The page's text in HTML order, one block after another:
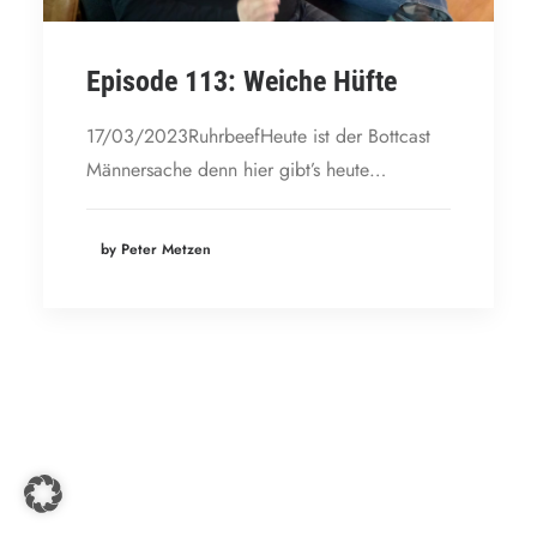
Episode 113: Weiche Hüfte
17/03/2023RuhrbeefHeute ist der Bottcast
Männersache denn hier gibt’s heute…
by Peter Metzen